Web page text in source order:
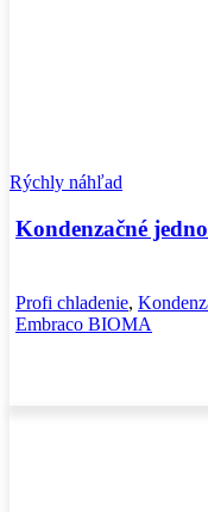
Rýchly náhľad
Kondenzačné
Profi chladenie,
Embraco BIOMA